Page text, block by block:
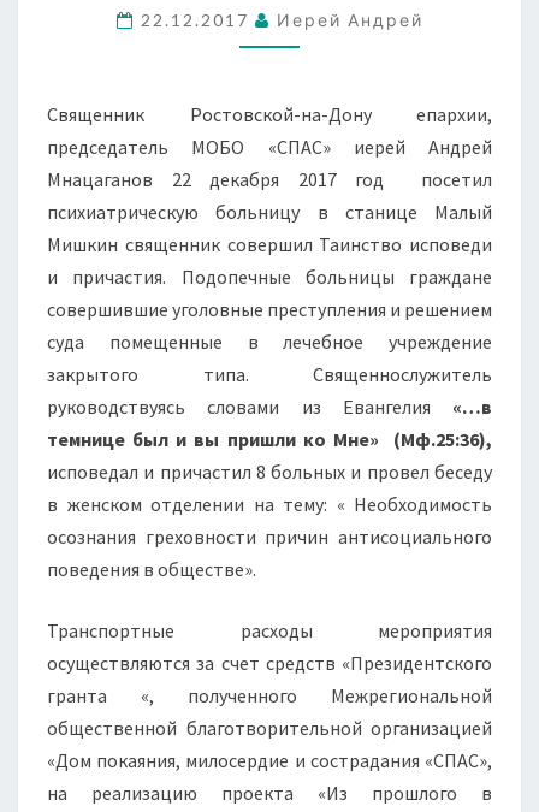
ИЗ
ПРОШЛОГО
НАСТОЯЩЕЕ»,
ПОСЕТИЛ
ПСИХИАТРИЧЕСКУЮ
БОЛЬНИЦУ
В
СТ.
МАЛО
МИШКИНО.
22.12.2017 Иерей Андрей
Священник Ростовской-на-Дону епархии,
председатель МОБО «СПАС» иерей Андрей
Мнацаганов 22 декабря 2017 год посетил
психиатрическую больницу в станице Малый
Мишкин священник совершил Таинство исповеди
и причастия. Подопечные больницы граждане
совершившие уголовные преступления и решением
суда помещенные в лечебное учреждение
закрытого типа. Священнослужитель
руководствуясь словами из Евангелия «…в
темнице был и вы пришли ко Мне» (Мф.25:36),
исповедал и причастил 8 больных и провел беседу
в женском отделении на тему: « Необходимость
осознания греховности причин антисоциального
поведения в обществе».
Транспортные расходы мероприятия
осуществляются за счет средств «Президентского
гранта «, полученного Межрегиональной
общественной благотворительной организацией
«Дом покаяния, милосердие и сострадания «СПАС»,
на реализацию проекта «Из прошлого в